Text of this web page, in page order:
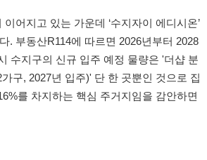
어지고 있는 가운데 ‘수지자이 에디시온’
. 부동산R114에 따르면 2026년부터 2028
수지구의 신규 입주 예정 물량은 '더샵 분
구, 2027년 입주)' 단 한 곳뿐인 것으로 집
를 차지하는 핵심 주거지임을 감안하면